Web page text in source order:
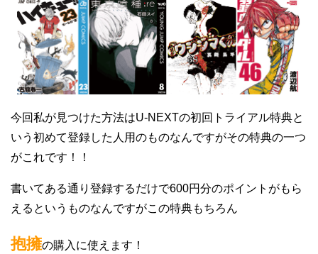
今回私が見つけた方法はU-NEXTの初回トライアル特典と
いう初めて登録した人用のものなんですがその特典の一つ
がこれです！！
書いてある通り登録するだけで600円分のポイントがもら
えるというものなんですがこの特典もちろん
抱擁の購入に使えます！